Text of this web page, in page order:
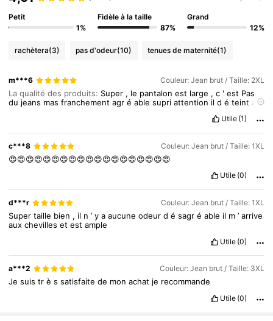
Petit
1%
Fidèle à la taille
87%
Grand
12%
rachètera(3) pas d'odeur(10) tenues de maternité(1)
m***6 Couleur: Jean brut / Taille: 2XL
La qualité des produits: Super , le pantalonest large ,c 'est Pas
du jeans masfranchementagréablesupriattention ildéteint au
Utile (1)
c***8 Couleur: Jean brut / Taille: 1XL
😍😍😍😍😍😍😍😍😍😍😍😍😍😍😍😍😍😍😍
Utile (0)
d***r Couleur: Jean brut / Taille: 1XL
Supertaille bien , il n’yaaucuneodeurdésagréable il m’arrive
auxchevillesetestample
Utile (0)
a***2 Couleur: Jean brut / Taille: 3XL
Jesuistrèssatisfaitede monachat je recommande
Utile (0)